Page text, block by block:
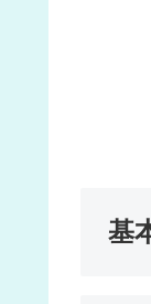
基